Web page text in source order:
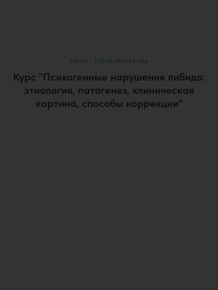
АВТОР - ЕЛЕНА МАЛАХОВА
Курс "Психогенные нарушения либидо:
этиология, патогенез, клиническая
картина, способы коррекции"